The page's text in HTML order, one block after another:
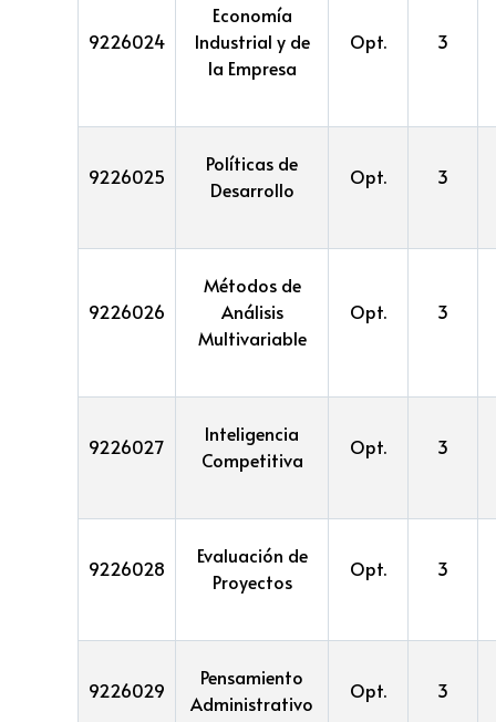
9226024
Economía
Industrial y de
la Empresa
Opt. 3
9226025
Políticas de
Desarrollo
Opt. 3
9226026
Métodos de
Análisis
Multivariable
Opt. 3
9226027
Inteligencia
Competitiva
Opt. 3
9226028
Evaluación de
Proyectos
Opt. 3
9226029
Pensamiento
Administrativo
Opt. 3